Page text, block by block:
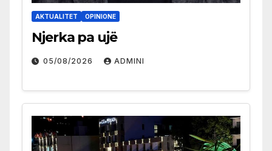
AKTUALITET OPINIONE
Njerka pa ujë
05/08/2026 ADMINI